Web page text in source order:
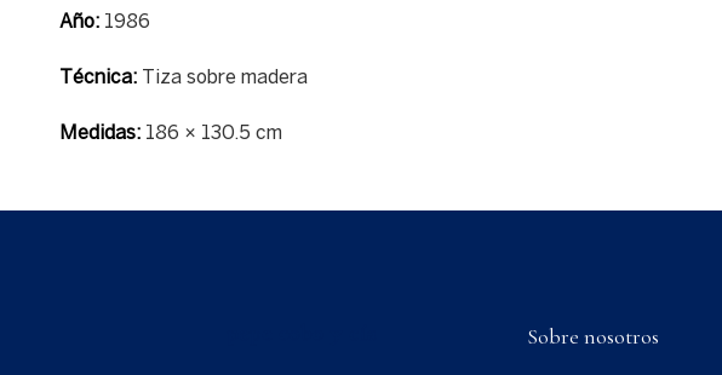
Año:1986
Técnica:Tiza sobre madera
Medidas:186 × 130.5 cm
Sobre nosotros